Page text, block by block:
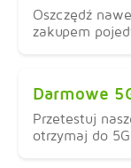
Oszczędź
zakupem
Darmowe
Przetestuj
otrzymaj do